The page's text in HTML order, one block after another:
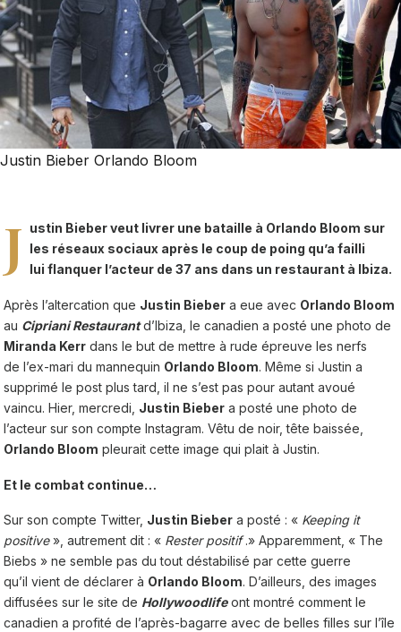
Justin Bieber Orlando Bloom
J ustin Bieber veut livrer une bataille à Orlando Bloom sur
les réseaux sociaux après le coup de poing qu’a failli
lui flanquer l’acteur de 37 ans dans un restaurant à Ibiza.
Après l’altercation que Justin Bieber a eue avec Orlando Bloom
au Cipriani Restaurantd’Ibiza, le canadien a posté une photo de
Miranda Kerr dans le but de mettre à rude épreuve les nerfs
de l’ex-mari du mannequin Orlando Bloom. Même si Justin a
supprimé le post plus tard, il ne s’est pas pour autant avoué
vaincu. Hier, mercredi, Justin Bieber a posté une photo de
l’acteur sur son compte Instagram. Vêtu de noir, tête baissée,
Orlando Bloom pleurait cette image qui plait à Justin.
Et le combat continue…
Sur son compte Twitter, Justin Bieber a posté : « Keeping it
positive», autrement dit : « Rester positif.» Apparemment, « The
Biebs » ne semble pas du tout déstabilisé par cette guerre
qu’il vient de déclarer à Orlando Bloom. D’ailleurs, des images
diffusées sur le site de Hollywoodlifeont montré comment le
canadien a profité de l’après-bagarre avec de belles filles sur l’île